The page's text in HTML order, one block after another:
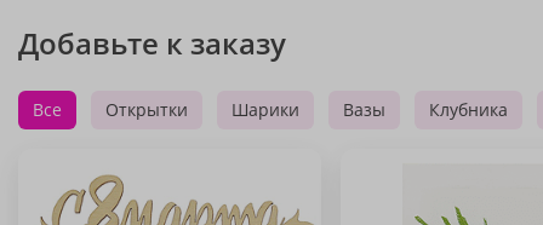
Добавьте к заказу
Все Открытки Шарики Вазы Клубника